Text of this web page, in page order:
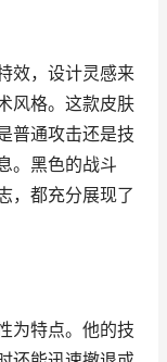
效，设计灵感来
风格。这款皮肤
普通攻击还是技
。黑色的战斗
，都充分展现了
为特点。他的技